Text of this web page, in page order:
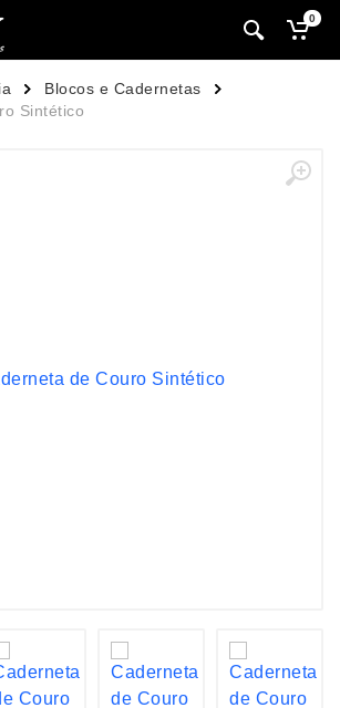
0
Blocos e Cadernetas
Sintético